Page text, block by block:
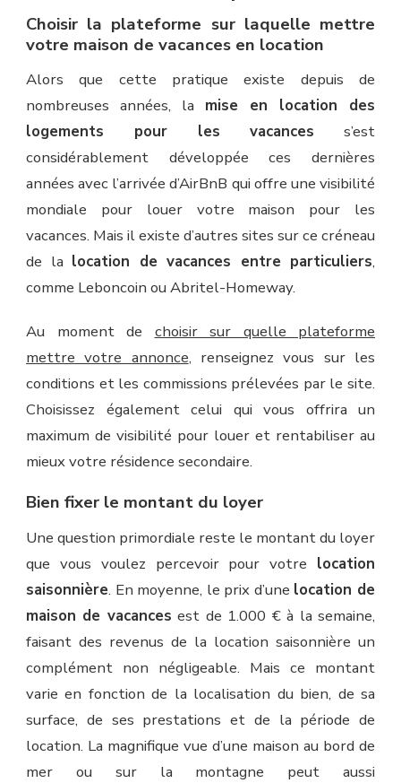
Choisir la plateforme sur laquelle mettre
votre maison de vacances en location
Alors que cette pratique existe depuis de
nombreuses années, la mise en location des
logements pour les vacances s’est
considérablement développée ces dernières
années avec l’arrivée d’AirBnB qui offre une visibilité
mondiale pour louer votre maison pour les
vacances. Mais il existe d’autres sites sur ce créneau
de la location de vacances entre particuliers,
comme Leboncoin ou Abritel-Homeway.
Au moment de choisir sur quelle plateforme
mettre votre annonce, renseignez vous sur les
conditions et les commissions prélevées par le site.
Choisissez également celui qui vous offrira un
maximum de visibilité pour louer et rentabiliser au
mieux votre résidence secondaire.
Bien fixer le montant du loyer
Une question primordiale reste le montant du loyer
que vous voulez percevoir pour votre location
saisonnière. En moyenne, le prix d’une location de
maison de vacances est de 1.000 € à la semaine,
faisant des revenus de la location saisonnière un
complément non négligeable. Mais ce montant
varie en fonction de la localisation du bien, de sa
surface, de ses prestations et de la période de
location. La magnifique vue d’une maison au bord de
mer ou sur la montagne peut aussi